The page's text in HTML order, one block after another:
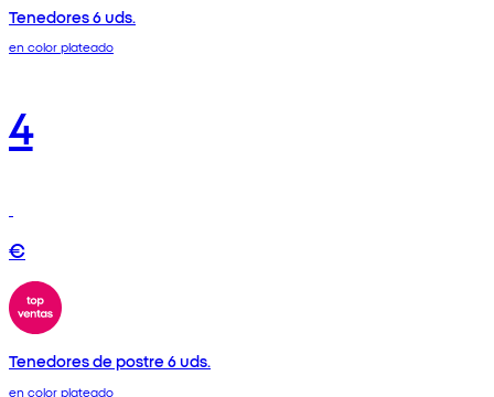
Tenedores 6 uds.
en color plateado
4
€
Tenedores de postre 6 uds.
en color plateado